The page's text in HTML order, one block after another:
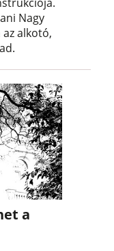
Nagy
alkotó,
a